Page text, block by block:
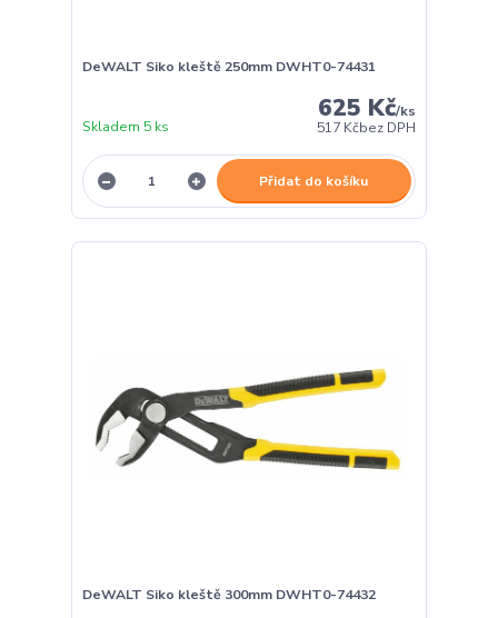
DeWALT Siko kleště 250mm DWHT0-74431
625 Kč/ks
517 Kčbez DPH
Skladem 5 ks
Přidat do košíku
DeWALT Siko kleště 300mm DWHT0-74432